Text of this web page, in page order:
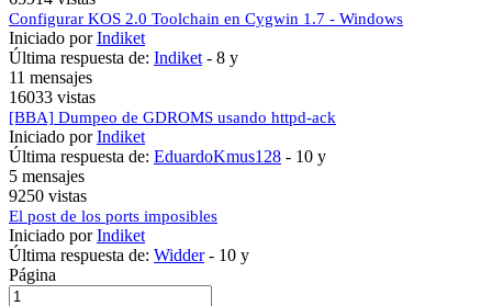
Configurar KOS 2.0 Toolchain en Cygwin 1.7 - Windows
Iniciado porIndiket
Última respuesta de: Indiket - 8 y
11 mensajes
16033 vistas
[BBA] Dumpeo de GDROMS usando httpd-ack
Iniciado porIndiket
Última respuesta de: EduardoKmus128 - 10 y
5 mensajes
9250 vistas
El post de los ports imposibles
Iniciado porIndiket
Última respuesta de: Widder- 10 y
Página